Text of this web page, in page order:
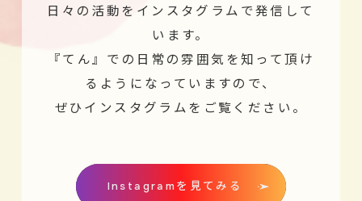
日々の活動をインスタグラムで発信して
います。
『てん』での日常の雰囲気を知って頂け
るようになっていますので、
ぜひインスタグラムをご覧ください。
Instagramを見てみる